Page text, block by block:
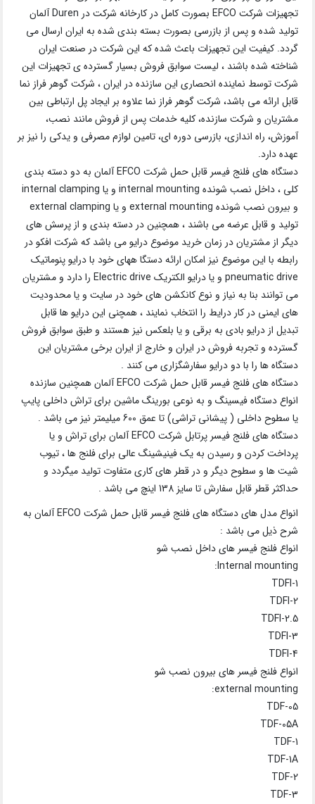
تجهیزات شرکت EFCO بصورت کامل در کارخانه شرکت در Duren آلمان
تولید شده و پس از بازرسی بصورت بسته بندی شده به ایران ارسال می
گردد. کیفیت این تجهیزات باعث شده که این شرکت در صنعت ایران
شناخته شده باشند ، لیست سوابق فروش بسیار گسترده ی تجهیزات این
شرکت توسط نماینده انحصاری این سازنده در ایران ، شرکت گوهر فراز نما
قابل ارائه می باشد، شرکت گوهر فراز نما علاوه بر ایجاد پل ارتباطی بین
مشتریان و شرکت سازنده، کلیه خدمات پس از فروش مانند نصب،
آموزش، راه اندازی، بازرسی دوره ای، تامین لوازم مصرفی و یدکی را نیز بر
عهده دارد.
دستگاه های فلنج فیسر قابل حمل شرکت EFCO آلمان به دو دسته بندی
کلی ، داخل نصب شونده internal mounting و یا internal clamping
و بیرون نصب شونده external mounting و یا external clamping
تولید و قابل عرضه می باشند ، همچنین در دسته بندی و از پرسش های
دیگر از مشتریان در زمان خرید موضوع درایو می باشد که شرکت افکو در
رابطه با این موضوع نیز امکان ارائه دستگا ههای خود با درایو پنوماتیک
pneumatic drive و یا درایو الکتریک Electric drive را دارد و مشتریان
می توانند بنا به نیاز و نوع کانکشن های خود در سایت و یا محدودیت
های ایمنی در کار درایط را انتخاب نمایند ، همچنی این درایو ها قابل
تبدیل از درایو بادی به برقی و یا بلعکس نیز هستند و طبق سوابق فروش
گسترده و تجربه فروش در ایران و خارج از ایران برخی مشتریان این
دستگاه ها را با دو درایو سفارشگزاری می کنند .
دستگاه های فلنج فیسر قابل حمل شرکت EFCO آلمان همچنین سازنده
انواع دستگاه فیسینگ و به نوعی بورینگ ماشین برای تراش داخلی پایپ
یا سطوح داخلی ( پیشانی تراشی) تا عمق 600 میلیمتر نیز می باشد .
دستگاه های فلنج فیسر پرتابل شرکت EFCO آلمان برای تراش و یا
پرداخت کردن و رسیدن به یک فینیشینگ عالی برای فلنج ها ، تیوب
شیت ها و سطوح دیگر و در قطر های کاری متفاوت تولید میگردد و
حداکثر قطر قابل سفارش تا سایز 138 اینچ می باشد .
انواع مدل های دستگاه های فلنج فیسر قابل حمل شرکت EFCO آلمان به
شرح ذیل می باشد :
انواع فلنج فیسر های داخل نصب شو
Internal mounting:
TDFI-1
TDFI-2
TDFI-2.5
TDFI-3
TDFI-4
انواع فلنج فیسر های بیرون نصب شو
external mounting:
TDF-05
TDF-05A
TDF-1
TDF-1A
TDF-2
TDF-3